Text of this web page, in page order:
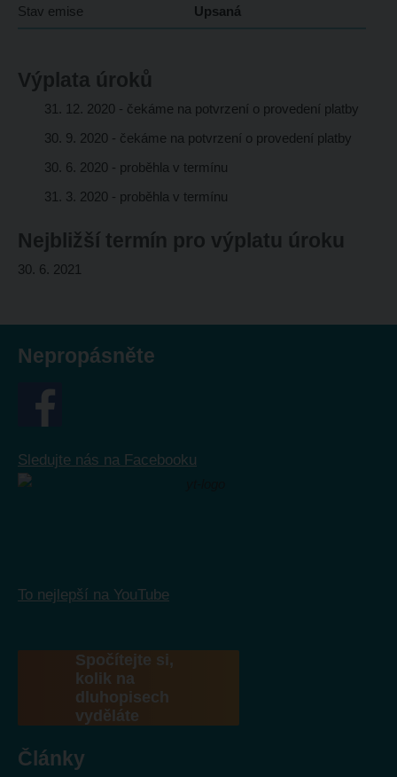
Stav emise Upsaná
Výplata úroků
31. 12. 2020 - čekáme na potvrzení o provedení platby
30. 9. 2020 - čekáme na potvrzení o provedení platby
30. 6. 2020 - proběhla v termínu
31. 3. 2020 - proběhla v termínu
Nejbližší termín pro výplatu úroku
30. 6. 2021
Nepropásněte
Sledujte nás na Facebooku
To nejlepší na YouTube
Spočítejte si,
kolik na
dluhopisech
vyděláte
Články